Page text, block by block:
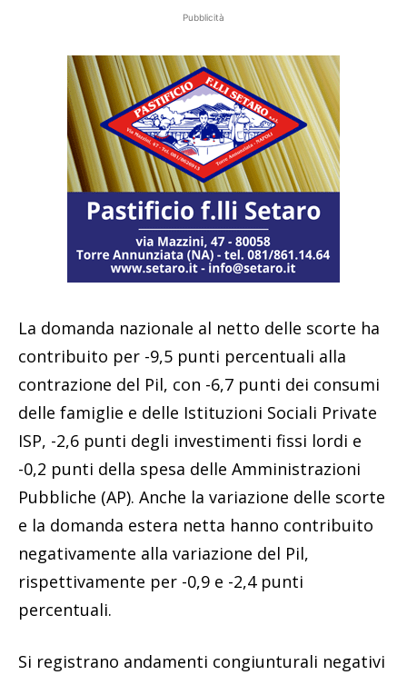
Pubblicità
La domanda nazionale al netto delle scorte ha
contribuito per -9,5 punti percentuali alla
contrazione del Pil, con -6,7 punti dei consumi
delle famiglie e delle Istituzioni Sociali Private
ISP, -2,6 punti degli investimenti fissi lordi e
-0,2 punti della spesa delle Amministrazioni
Pubbliche (AP). Anche la variazione delle scorte
e la domanda estera netta hanno contribuito
negativamente alla variazione del Pil,
rispettivamente per -0,9 e -2,4 punti
percentuali.
Si registrano andamenti congiunturali negativi